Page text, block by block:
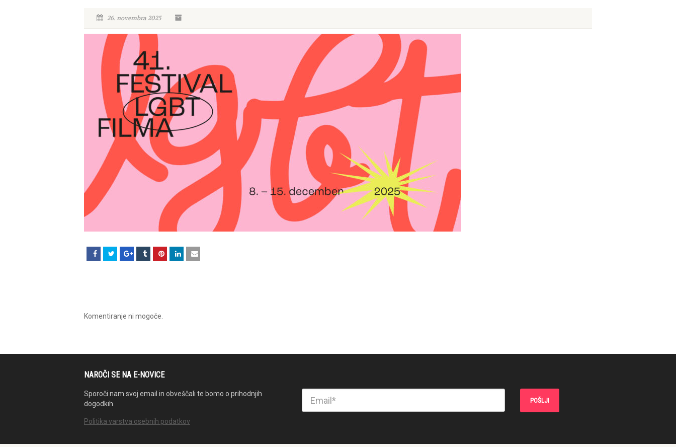
26. novembra 2025
Komentiranje ni mogoče.
NAROČI SE NA E-NOVICE
Sporoči nam svoj email in obveščali te bomo o prihodnjih
dogodkih.
Politika varstva osebnih podatkov